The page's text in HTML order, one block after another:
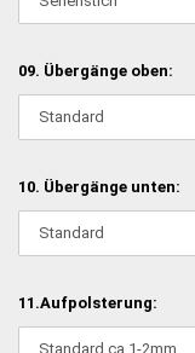
09. Übergänge oben:
10. Übergänge unten:
11.Aufpolsterung: